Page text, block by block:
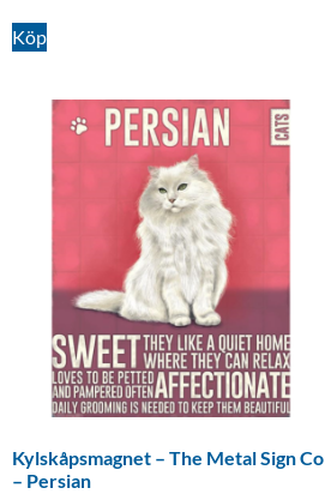
Köp
Kylskåpsmagnet – The Metal Sign Co
– Persian